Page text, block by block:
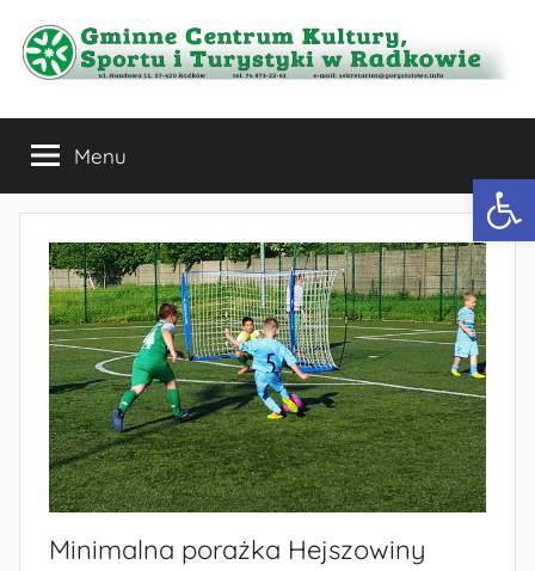
treści
Gminne
Centrum
Kultury,
Sportu
Turystyki
w
Radkowie
Menu
Minimalna porażka Hejszowiny